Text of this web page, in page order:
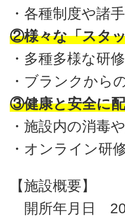
・各種制度や諸
②様々な「スタ
・多種多様な研
・ブランクから
③健康と安全に
・施設内の消毒
・オンライン研
【施設概要】
開所年月日